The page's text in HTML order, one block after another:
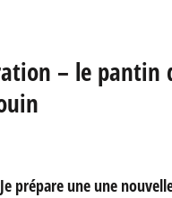
– le pantin
prépare une une